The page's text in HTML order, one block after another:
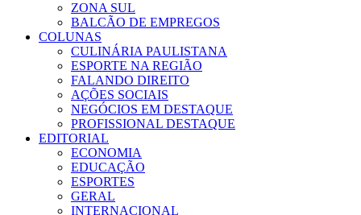
ZONA SUL
BALCÃO DE EMPREGOS
COLUNAS
CULINÁRIA PAULISTANA
ESPORTE NA REGIÃO
FALANDO DIREITO
AÇÕES SOCIAIS
NEGÓCIOS EM DESTAQUE
PROFISSIONAL DESTAQUE
EDITORIAL
ECONOMIA
EDUCAÇÃO
ESPORTES
GERAL
INTERNACIONAL